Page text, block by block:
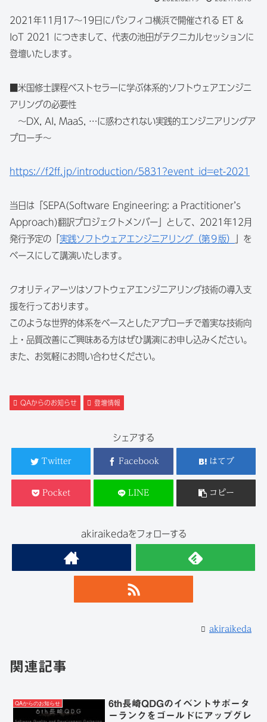
2021年11月17～19日にパシフィコ横浜で開催される ET &
IoT 2021 につきまして、代表の池田がテクニカルセッションに
登壇いたします。
■米国修士課程ベストセラーに学ぶ体系的ソフトウェアエンジニ
アリングの必要性
～DX, AI, MaaS, …に惑わされない実践的エンジニアリングア
プローチ～
https://f2ff.jp/introduction/5831?event_id=et-2021
当日は「SEPA(Software Engineering: a Practitioner’s
Approach)翻訳プロジェクトメンバー」として、2021年12月
発行予定の「 実践ソフトウェアエンジニアリング（第９版）
」を
ベースにして講演いたします。
クオリティアーツはソフトウェアエンジニアリング技術の導入支
援を行っております。
このような世界的体系をベースとしたアプローチで着実な技術向
上・品質改善にご興味ある方はぜひ講演にお申し込みください。
また、お気軽にお問い合わせください。
QAからのお知らせ 登壇情報
シェアする
Twitter Facebook はてブ
Pocket LINE コピー
akiraikedaをフォローする
akiraikeda
関連記事
QAからのお知らせ
6th長崎QDGのイベントサポータ
ーランクをゴールドにアップグレ